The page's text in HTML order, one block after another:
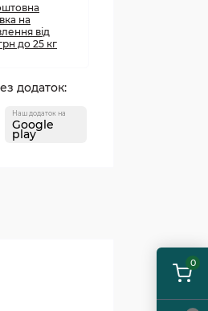
0
на
від
до 25 кг
додаток:
Наш додаток на
Google
play